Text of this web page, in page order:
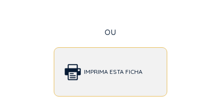
ou
IMPRIMA ESTA FICHA